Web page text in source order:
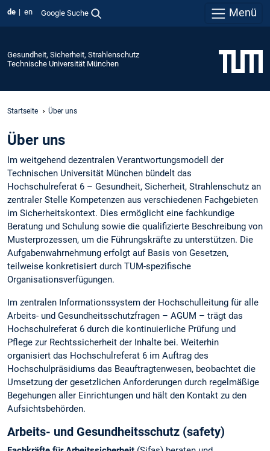
de en Google Suche Menü
Gesundheit, Sicherheit, Strahlenschutz
Technische Universität München
Startseite Über uns
Über uns
Im weitgehend dezentralen Verantwortungsmodell der
Technischen Universität München bündelt das
Hochschulreferat 6 – Gesundheit, Sicherheit, Strahlenschutz an
zentraler Stelle Kompetenzen aus verschiedenen Fachgebieten
im Sicherheitskontext. Dies ermöglicht eine fachkundige
Beratung und Schulung sowie die qualifizierte Beschreibung von
Musterprozessen, um die Führungskräfte zu unterstützen. Die
Aufgabenwahrnehmung erfolgt auf Basis von Gesetzen,
teilweise konkretisiert durch TUM-spezifische
Organisationsverfügungen.
Im zentralen Informationssystem der Hochschulleitung für alle
Arbeits- und Gesundheitsschutzfragen – AGUM – trägt das
Hochschulreferat 6 durch die kontinuierliche Prüfung und
Pflege zur Rechtssicherheit der Inhalte bei. Weiterhin
organisiert das Hochschulreferat 6 im Auftrag des
Hochschulpräsidiums das Beauftragtenwesen, beobachtet die
Umsetzung der gesetzlichen Anforderungen durch regelmäßige
Begehungen aller Einrichtungen und hält den Kontakt zu den
Aufsichtsbehörden.
Arbeits- und Gesundheitsschutz (safety)